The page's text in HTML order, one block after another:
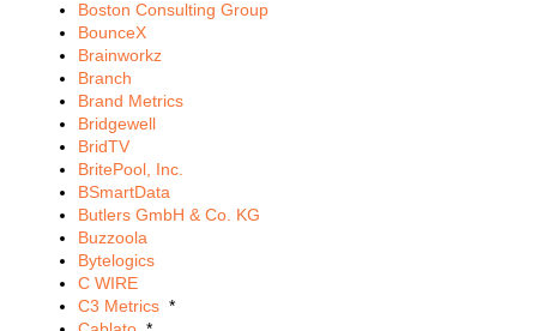
Boston Consulting Group
BounceX
Brainworkz
Branch
Brand Metrics
Bridgewell
BridTV
BritePool, Inc.
BSmartData
Butlers GmbH & Co. KG
Buzzoola
Bytelogics
C WIRE
C3 Metrics *